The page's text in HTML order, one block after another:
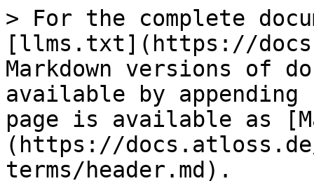
> For the complete
[llms.txt](https://
Markdown versions of
available by
page is available as
(https://
terms/header.md).